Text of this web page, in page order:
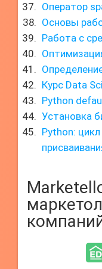
Оператор
Основы
Работа с
Курс Data
Python
Установка
Python: